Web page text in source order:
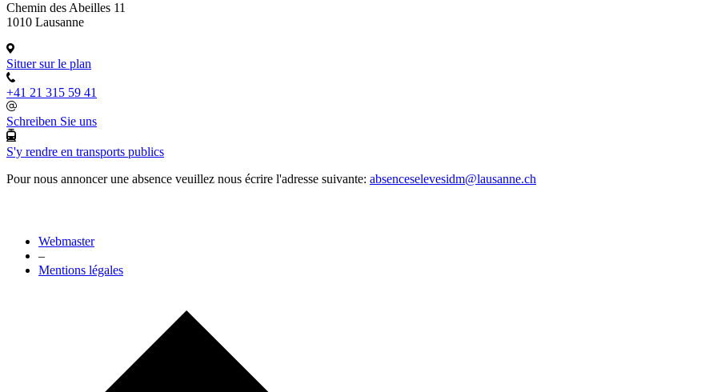
Chemin des Abeilles 11
1010 Lausanne
Situer sur le plan
+41 21 315 59 41
Schreiben Sie uns
S'y rendre en transports publics
Pour nous annoncer une absence veuillez nous écrire l'adresse suivante: absenceselevesidm@lausanne.ch
Webmaster
–
Mentions légales